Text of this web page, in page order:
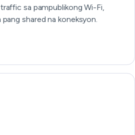
sa pampublikong Wi-Fi,
shared na koneksyon.